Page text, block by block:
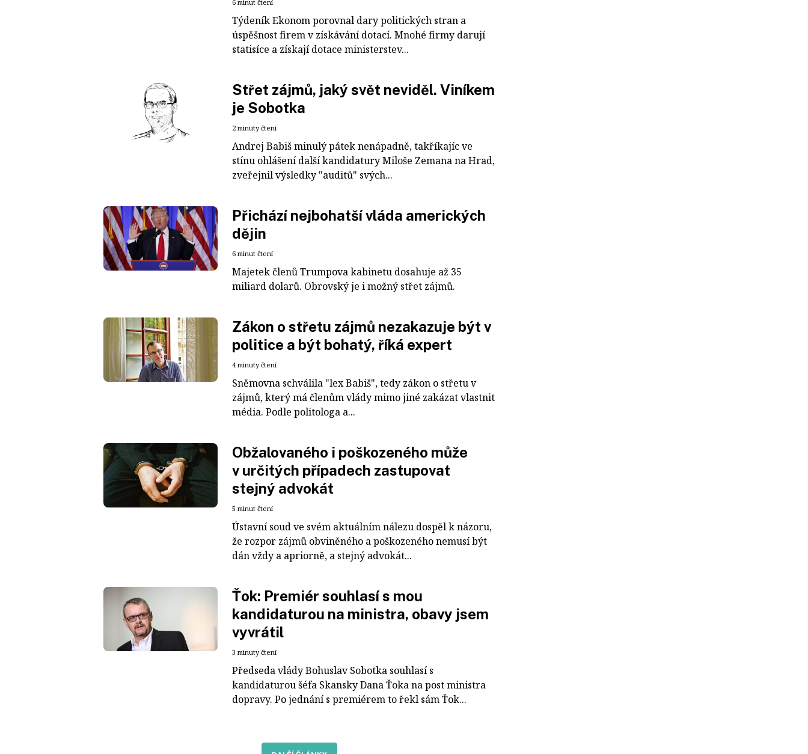
6 minut čtení
Týdeník Ekonom porovnal dary politických stran a
úspěšnost firem v získávání dotací. Mnohé firmy darují
statisíce a získají dotace ministerstev...
Střet zájmů, jaký svět neviděl. Viníkem
je Sobotka
2 minuty čtení
Andrej Babiš minulý pátek nenápadně, takříkajíc ve
stínu ohlášení další kandidatury Miloše Zemana na Hrad,
zveřejnil výsledky "auditů" svých...
Přichází nejbohatší vláda amerických
dějin
6 minut čtení
Majetek členů Trumpova kabinetu dosahuje až 35
miliard dolarů. Obrovský je i možný střet zájmů.
Zákon o střetu zájmů nezakazuje být v
politice a být bohatý, říká expert
4 minuty čtení
Sněmovna schválila "lex Babiš", tedy zákon o střetu v
zájmů, který má členům vlády mimo jiné zakázat vlastnit
média. Podle politologa a...
Obžalovaného i poškozeného může
v určitých případech zastupovat
stejný advokát
5 minut čtení
Ústavní soud ve svém aktuálním nálezu dospěl k názoru,
že rozpor zájmů obviněného a poškozeného nemusí být
dán vždy a apriorně, a stejný advokát...
Ťok: Premiér souhlasí s mou
kandidaturou na ministra, obavy jsem
vyvrátil
3 minuty čtení
Předseda vlády Bohuslav Sobotka souhlasí s
kandidaturou šéfa Skansky Dana Ťoka na post ministra
dopravy. Po jednání s premiérem to řekl sám Ťok...